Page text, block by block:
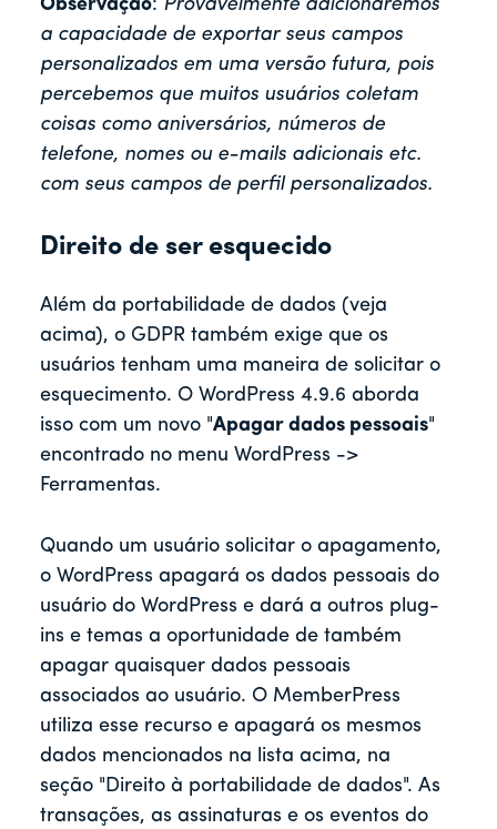
Observação: Provavelmente adicionaremos
a capacidade de exportar seus campos
personalizados em uma versão futura, pois
percebemos que muitos usuários coletam
coisas como aniversários, números de
telefone, nomes ou e-mails adicionais etc.
com seus campos de perfil personalizados.
Direito de ser esquecido
Além da portabilidade de dados (veja
acima), o GDPR também exige que os
usuários tenham uma maneira de solicitar o
esquecimento. O WordPress 4.9.6 aborda
isso com um novo "Apagar dados pessoais"
encontrado no menu WordPress ->
Ferramentas.
Quando um usuário solicitar o apagamento,
o WordPress apagará os dados pessoais do
usuário do WordPress e dará a outros plug-
ins e temas a oportunidade de também
apagar quaisquer dados pessoais
associados ao usuário. O MemberPress
utiliza esse recurso e apagará os mesmos
dados mencionados na lista acima, na
seção "Direito à portabilidade de dados". As
transações, as assinaturas e os eventos do